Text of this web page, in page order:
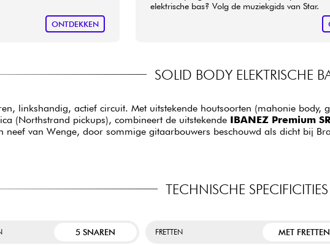
ONTDEKKEN
elektrische bas? Volg de muziekgids van Star.
SOLID BODY ELEKTRISCHE
linkshandig, actief circuit. Met uitstekende houtsoorten (mahonie
(Northstrand pickups), combineert de uitstekende IBANEZ Premium
neef van Wenge, door sommige gitaarbouwers beschouwd als dicht bij
TECHNISCHE SPECIFICITIES
5 SNAREN FRETTEN MET FRETTEN